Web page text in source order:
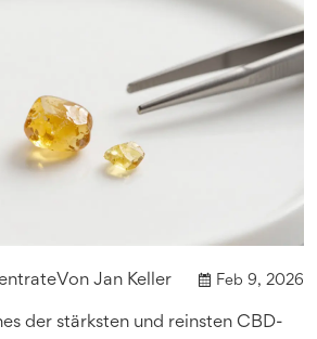
Von Jan Keller Feb 9, 2026
der stärksten und reinsten CBD-